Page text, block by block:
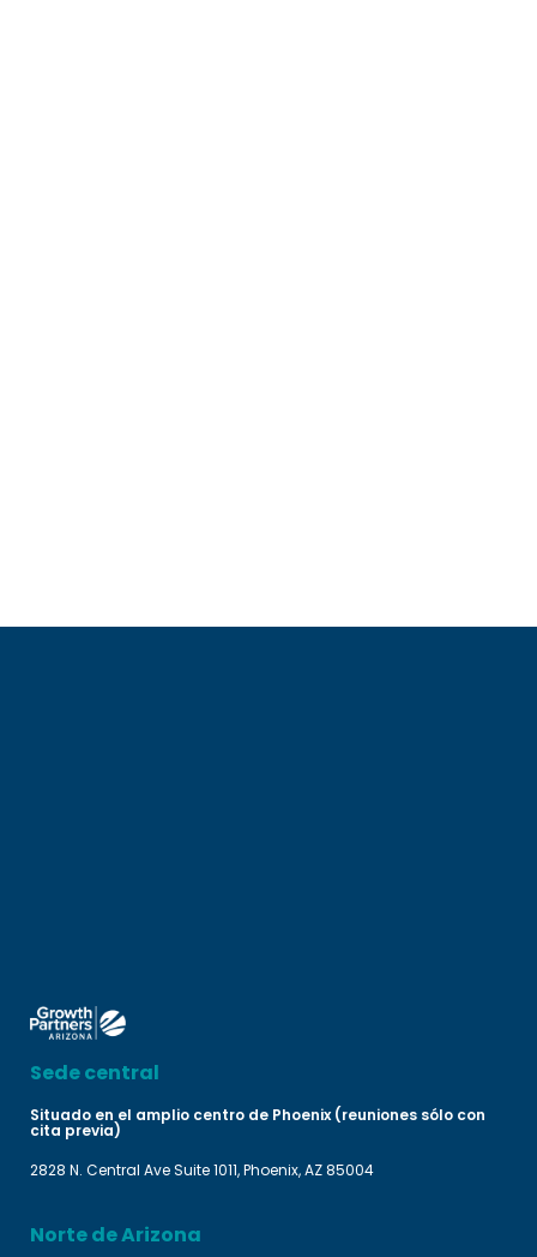
Sede central
Situado en el amplio centro de Phoenix (reuniones sólo con
cita previa)
2828 N. Central Ave Suite 1011, Phoenix, AZ 85004
Norte de Arizona